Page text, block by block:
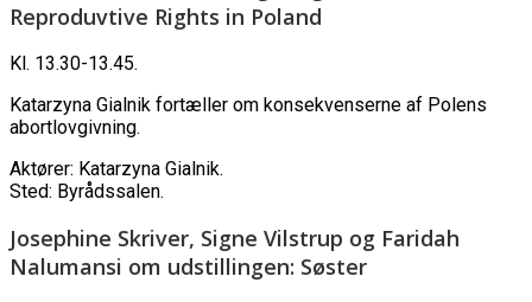
Reproduvtive Rights in Poland
Kl. 13.30-13.45.
Katarzyna Gialnik fortæller om konsekvenserne af Polens
abortlovgivning.
Aktører: Katarzyna Gialnik.
Sted: Byrådssalen.
Josephine Skriver, Signe Vilstrup og Faridah
Nalumansi om udstillingen: Søster